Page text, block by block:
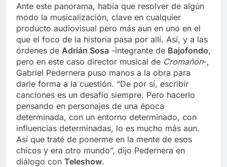
Ante este panorama, había que resolver de algún
modo la musicalización, clave en cualquier
producto audiovisual pero más aun en uno en el
que el foco de la historia pasa por allí. Así, y a las
órdenes de Adrián Sosa -integrante de Bajofondo,
pero en este caso director musical de Cromañón-,
Gabriel Pedernera puso manos a la obra para
darle forma a la cuestión. “De por sí, escribir
canciones es un desafío siempre. Pero hacerlo
pensando en personajes de una época
determinada, con un entorno determinado, con
influencias determinadas, lo es mucho más aun.
Así que traté de ponerme en la mente de esos
chicos y era otro mundo”, dijo Pedernera en
diálogo con Teleshow.